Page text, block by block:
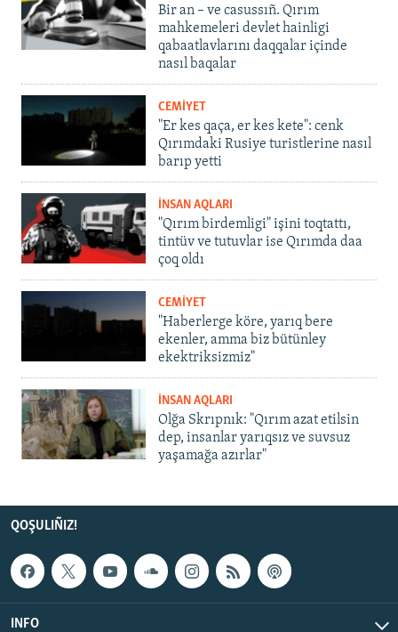
Bir an – ve casussıñ. Qırım
mahkemeleri devlet hainligi
qabaatlavlarını daqqalar içinde
nasıl baqalar
CEMİYET
"Er kes qaça, er kes kete": cenk
Qırımdaki Rusiye turistlerine nasıl
barıp yetti
İNSAN AQLARI
"Qırım birdemligi" işini toqtattı,
tintüv ve tutuvlar ise Qırımda daa
çoq oldı
CEMİYET
"Haberlerge köre, yarıq bere
ekenler, amma biz bütünley
ekektriksizmiz"
İNSAN AQLARI
Olğa Skrıpnık: "Qırım azat etilsin
dep, insanlar yarıqsız ve suvsuz
yaşamağa azırlar"
QOŞULIÑIZ!
INFO